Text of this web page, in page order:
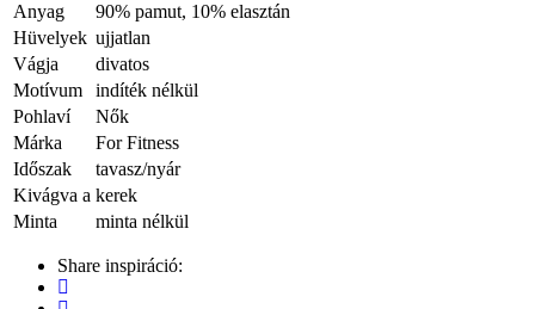
Anyag
90% pamut, 10% elasztán
Hüvelyek ujjatlan
Vágja
divatos
Motívum
indíték nélkül
Pohlaví
Nők
Márka
For Fitness
Időszak
tavasz/nyár
Kivágva a kerek
Minta
minta nélkül
Share inspiráció: